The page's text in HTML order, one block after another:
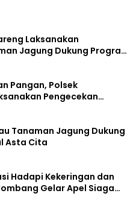
Laksanakan
Jagung Dukung Program
Pangan, Polsek
Pengecekan
Tanaman Jagung Dukung
Asta Cita
Hadapi Kekeringan dan
Gelar Apel Siaga